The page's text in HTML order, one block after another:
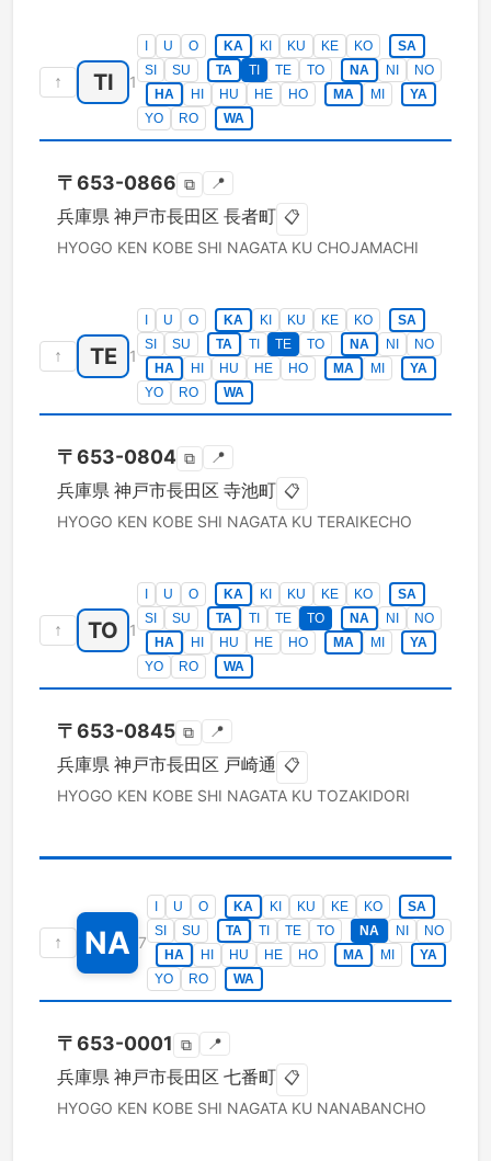
↑ TI 1
U O KA KI KU KE KO
SA
SI
SU TA TI TE TO NA NI
NO
HA
HI HU HE HO MA MI
YA
YO
RO WA
〒653-0866 ⧉ 📍
兵庫県 神戸市長田区 長者町 📋
HYOGO KEN KOBE SHI NAGATA KU CHOJAMACHI
↑ TE 1
U O KA KI KU KE KO
SA
SI
SU TA TI TE TO NA NI
NO
HA
HI HU HE HO MA MI
YA
YO
RO WA
〒653-0804 ⧉ 📍
兵庫県 神戸市長田区 寺池町 📋
HYOGO KEN KOBE SHI NAGATA KU TERAIKECHO
↑ TO 1
U O KA KI KU KE KO
SA
SI
SU TA TI TE TO NA NI
NO
HA
HI HU HE HO MA MI
YA
YO
RO WA
〒653-0845 ⧉ 📍
兵庫県 神戸市長田区 戸崎通 📋
HYOGO KEN KOBE SHI NAGATA KU TOZAKIDORI
↑ NA 7
U O KA KI KU KE KO
SA
SI
SU TA TI TE TO NA NI
NO
HA
HI HU HE HO MA MI
YA
YO
RO WA
〒653-0001 ⧉ 📍
兵庫県 神戸市長田区 七番町 📋
HYOGO KEN KOBE SHI NAGATA KU NANABANCHO